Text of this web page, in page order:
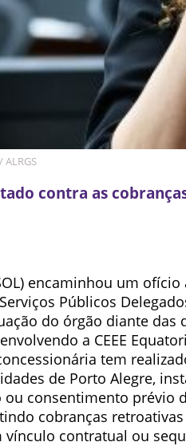
contra as
encaminhou um
Públicos
do órgão diante das
a CEEE
tem
de Porto Alegre,
consentimento prévio
cobranças
contratual ou